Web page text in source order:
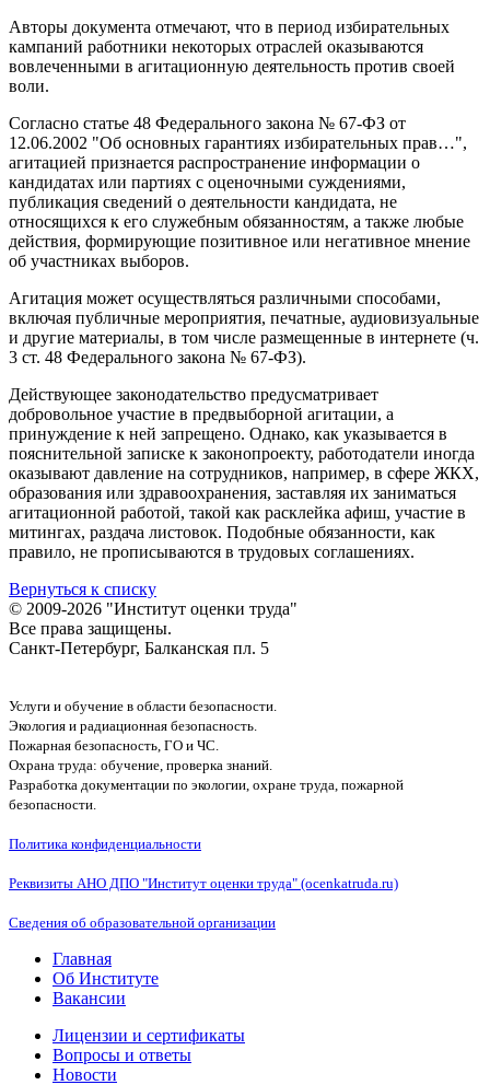
Авторы документа отмечают, что в период избирательных
кампаний работники некоторых отраслей оказываются
вовлеченными в агитационную деятельность против своей
воли.
Согласно статье 48 Федерального закона № 67-ФЗ от
12.06.2002 "Об основных гарантиях избирательных прав…",
агитацией признается распространение информации о
кандидатах или партиях с оценочными суждениями,
публикация сведений о деятельности кандидата, не
относящихся к его служебным обязанностям, а также любые
действия, формирующие позитивное или негативное мнение
об участниках выборов.
Агитация может осуществляться различными способами,
включая публичные мероприятия, печатные, аудиовизуальные
и другие материалы, в том числе размещенные в интернете (ч.
3 ст. 48 Федерального закона № 67-ФЗ).
Действующее законодательство предусматривает
добровольное участие в предвыборной агитации, а
принуждение к ней запрещено. Однако, как указывается в
пояснительной записке к законопроекту, работодатели иногда
оказывают давление на сотрудников, например, в сфере ЖКХ,
образования или здравоохранения, заставляя их заниматься
агитационной работой, такой как расклейка афиш, участие в
митингах, раздача листовок. Подобные обязанности, как
правило, не прописываются в трудовых соглашениях.
Вернуться к списку
© 2009-2026 "Институт оценки труда"
Все права защищены.
Санкт-Петербург, Балканская пл. 5
Услуги и обучение в области безопасности.
Экология и радиационная безопасность.
Пожарная безопасность, ГО и ЧС.
Охрана труда: обучение, проверка знаний.
Разработка документации по экологии, охране труда, пожарной
безопасности.
Политика конфиденциальности
Реквизиты АНО ДПО "Институт оценки труда" (ocenkatruda.ru)
Сведения об образовательной организации
Главная
Об Институте
Вакансии
Лицензии и сертификаты
Вопросы и ответы
Новости